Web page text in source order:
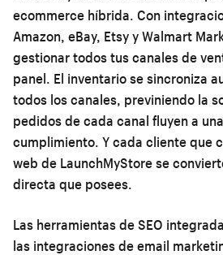
ecommerce híbrida. Con
Amazon, eBay, Etsy y Walmart
gestionar todos tus canales de
panel. El inventario se sincroniza
todos los canales, previniendo la
pedidos de cada canal fluyen a
cumplimiento. Y cada cliente que
web de LaunchMyStore se
directa que posees.
Las herramientas de SEO
las integraciones de email